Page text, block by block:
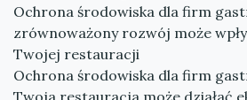
Ochrona środowiska dla firm
zrównoważony rozwój może
Twojej restauracji
Ochrona środowiska dla firm
Twoja restauracja może działać